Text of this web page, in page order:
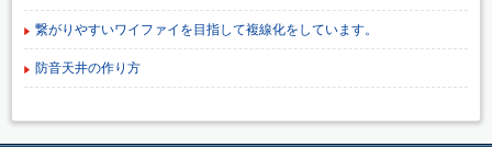
繋がりやすいワイファイを目指して複線化をしています。
防音天井の作り方